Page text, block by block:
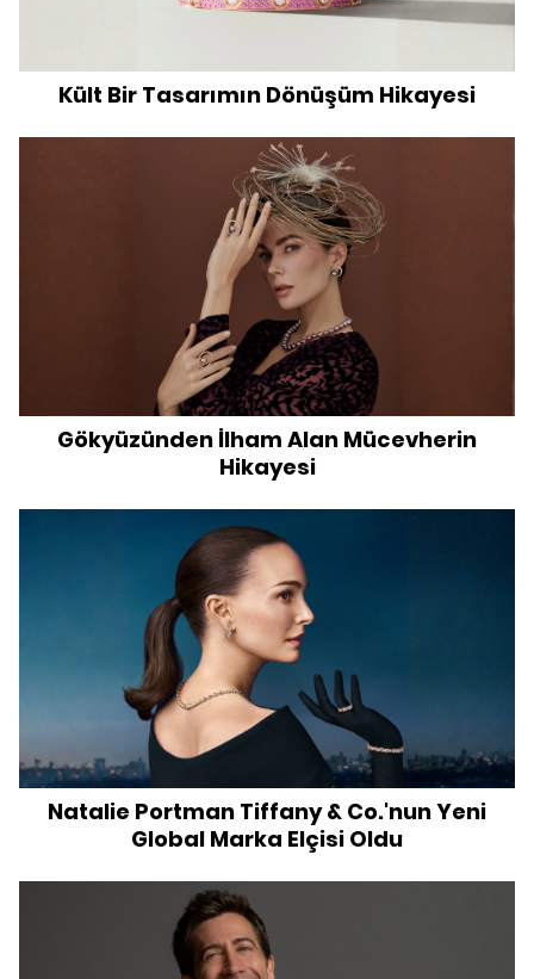
Kült Bir Tasarımın Dönüşüm Hikayesi
Gökyüzünden İlham Alan Mücevherin
Hikayesi
Natalie Portman Tiffany & Co.'nun Yeni
Global Marka Elçisi Oldu